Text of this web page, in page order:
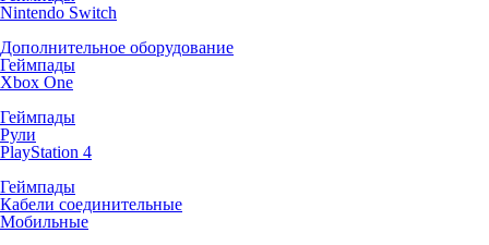
Nintendo Switch
Дополнительное оборудование
Геймпады
Xbox One
Геймпады
Рули
PlayStation 4
Геймпады
Кабели соединительные
Мобильные